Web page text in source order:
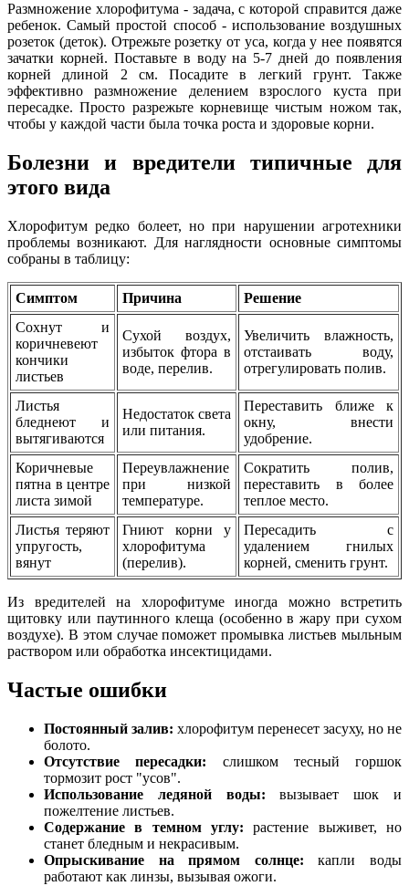
Размножение хлорофитума - задача, с которой справится даже
ребенок. Самый простой способ - использование воздушных
розеток (деток). Отрежьте розетку от уса, когда у нее появятся
зачатки корней. Поставьте в воду на 5-7 дней до появления
корней длиной 2 см. Посадите в легкий грунт. Также
эффективно размножение делением взрослого куста при
пересадке. Просто разрежьте корневище чистым ножом так,
чтобы у каждой части была точка роста и здоровые корни.
Болезни и вредители типичные для
этого вида
Хлорофитум редко болеет, но при нарушении агротехники
проблемы возникают. Для наглядности основные симптомы
собраны в таблицу:
Симптом Причина
Решение
Сохнут и
коричневеют
кончики
листьев
Сухой воздух,
избыток фтора в
воде, перелив.
Увеличить влажность,
отстаивать воду,
отрегулировать полив.
Листья
бледнеют и
вытягиваются
Недостаток света
или питания.
Переставить ближе к
окну, внести
удобрение.
Коричневые
пятна в центре
листа зимой
Переувлажнение
при низкой
температуре.
Сократить полив,
переставить в более
теплое место.
Листья теряют
упругость,
вянут
Гниют корни у
хлорофитума
(перелив).
Пересадить с
удалением гнилых
корней, сменить грунт.
Из вредителей на хлорофитуме иногда можно встретить
щитовку или паутинного клеща (особенно в жару при сухом
воздухе). В этом случае поможет промывка листьев мыльным
раствором или обработка инсектицидами.
Частые ошибки
Постоянный залив: хлорофитум перенесет засуху, но не
болото.
Отсутствие пересадки: слишком тесный горшок
тормозит рост "усов".
Использование ледяной воды: вызывает шок и
пожелтение листьев.
Содержание в темном углу: растение выживет, но
станет бледным и некрасивым.
Опрыскивание на прямом солнце: капли воды
работают как линзы, вызывая ожоги.